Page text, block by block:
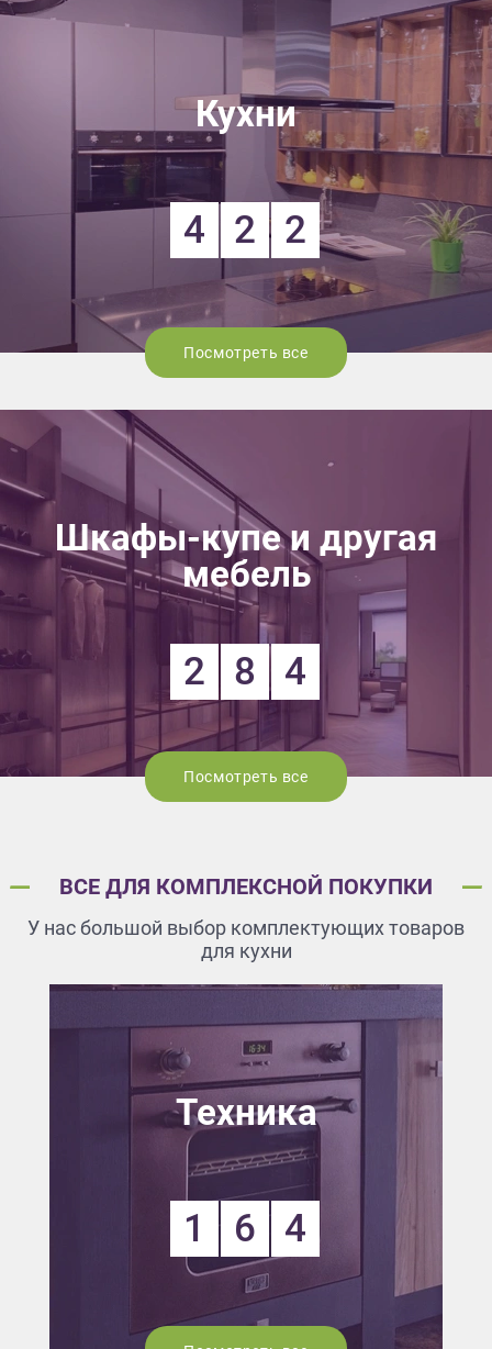
Кухни
4 2 2
Посмотреть все
Шкафы-купе и другая
мебель
2 8 4
Посмотреть все
ВСЕ ДЛЯ КОМПЛЕКСНОЙ ПОКУПКИ
У нас большой выбор комплектующих товаров
для кухни
Техника
1 6 4